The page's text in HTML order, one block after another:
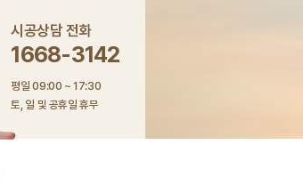
시공상담 전화
1668-3142
평일 09:00 ~ 17:30
토, 일 및 공휴일 휴무